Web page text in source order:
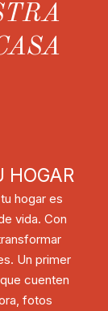
HOGAR
hogar es
vida. Con
Un primer
cuenten
fotos